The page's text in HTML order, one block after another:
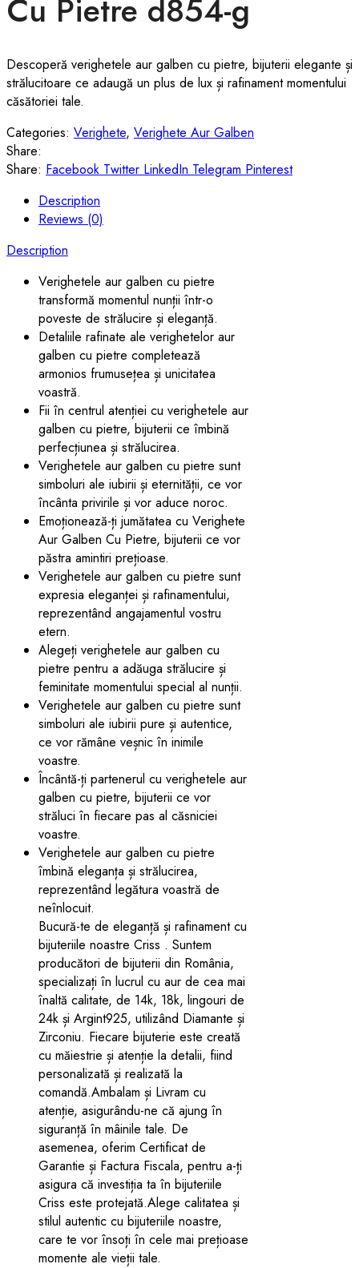
Cu Pietre d854-g
Descoperă verighetele aur galben cu pietre, bijuterii elegante și
strălucitoare ce adaugă un plus de lux și rafinament momentului
căsătoriei tale.
Categories: Verighete, Verighete Aur Galben
Share:
Share: Facebook Twitter LinkedIn Telegram Pinterest
Description
Reviews (0)
Description
Verighetele aur galben cu pietre
transformă momentul nunții într-o
poveste de strălucire și eleganță.
Detaliile rafinate ale verighetelor aur
galben cu pietre completează
armonios frumusețea și unicitatea
voastră.
Fii în centrul atenției cu verighetele aur
galben cu pietre, bijuterii ce îmbină
perfecțiunea și strălucirea.
Verighetele aur galben cu pietre sunt
simboluri ale iubirii și eternității, ce vor
încânta privirile și vor aduce noroc.
Emoționează-ți jumătatea cu Verighete
Aur Galben Cu Pietre, bijuterii ce vor
păstra amintiri prețioase.
Verighetele aur galben cu pietre sunt
expresia eleganței și rafinamentului,
reprezentând angajamentul vostru
etern.
Alegeți verighetele aur galben cu
pietre pentru a adăuga strălucire și
feminitate momentului special al nunții.
Verighetele aur galben cu pietre sunt
simboluri ale iubirii pure și autentice,
ce vor rămâne veșnic în inimile
voastre.
Încântă-ți partenerul cu verighetele aur
galben cu pietre, bijuterii ce vor
străluci în fiecare pas al căsniciei
voastre.
Verighetele aur galben cu pietre
îmbină eleganța și strălucirea,
reprezentând legătura voastră de
neînlocuit.
Bucură-te de eleganță și rafinament cu
bijuteriile noastre Criss . Suntem
producători de bijuterii din România,
specializați în lucrul cu aur de cea mai
înaltă calitate, de 14k, 18k, lingouri de
24k și Argint925, utilizând Diamante și
Zirconiu. Fiecare bijuterie este creată
cu măiestrie și atenție la detalii, fiind
personalizată și realizată la
comandă.Ambalam și Livram cu
atenție, asigurându-ne că ajung în
siguranță în mâinile tale. De
asemenea, oferim Certificat de
Garantie și Factura Fiscala, pentru a-ți
asigura că investiția ta în bijuteriile
Criss este protejată.Alege calitatea și
stilul autentic cu bijuteriile noastre,
care te vor însoți în cele mai prețioase
momente ale vieții tale.